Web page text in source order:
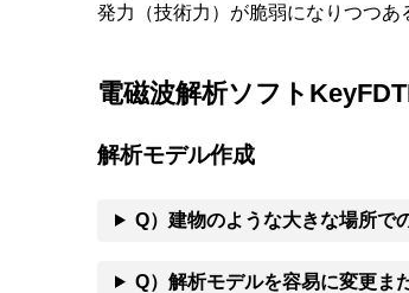
発力（技術力）が脆弱になりつつあ
電磁波解析ソフト
解析モデル作成
Q）建物のような大きな場所で
Q）解析モデルを容易に変更ま